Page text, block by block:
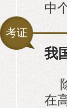
中
考证
我
在